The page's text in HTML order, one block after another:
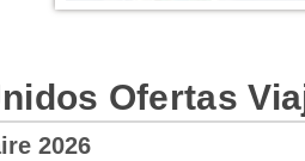
sumergirte en una tierra de
estridencias con la arquitectura
Uno de los emiratos que hay que
Ofertas
2026